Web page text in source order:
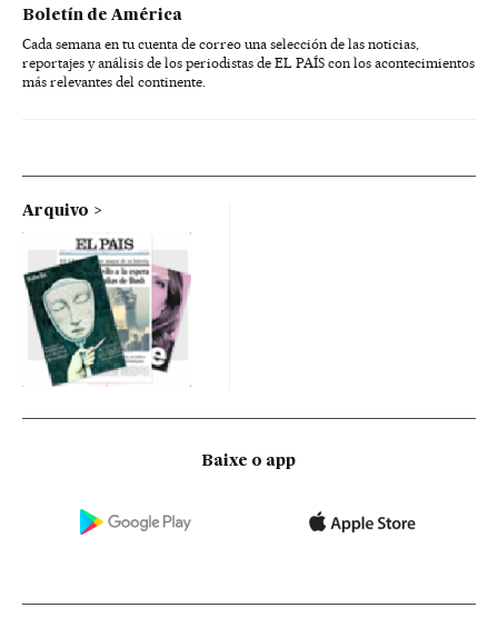
Boletín de América
Cada semana en tu cuenta de correo una selección de las noticias,
reportajes y análisis de los periodistas de EL PAÍS con los acontecimientos
más relevantes del continente.
Arquivo
Baixe o app